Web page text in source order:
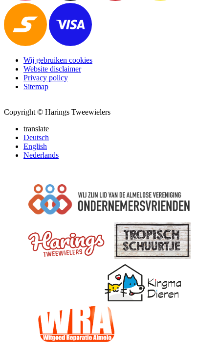
Wij gebruiken cookies
Website disclaimer
Privacy policy
Sitemap
Copyright © Harings Tweewielers
translate
Deutsch
English
Nederlands